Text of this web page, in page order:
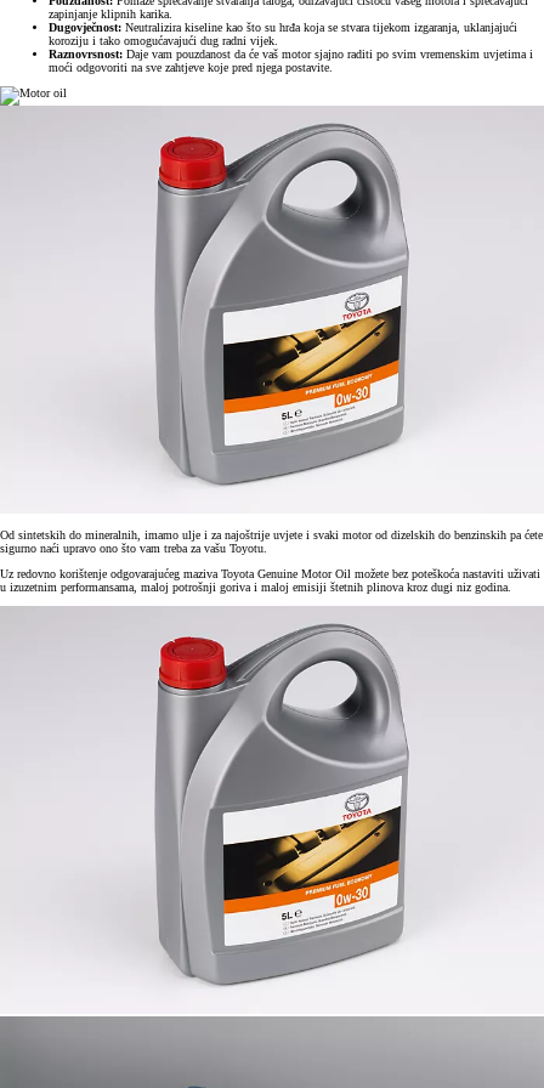
zapinjanje klipnih karika.
Dugovječnost: Neutralizira kiseline kao što su hrđa koja se stvara tijekom izgaranja, uklanjajući
koroziju i tako omogućavajući dug radni vijek.
Raznovrsnost: Daje vam pouzdanost da će vaš motor sjajno raditi po svim vremenskim uvjetima i
moći odgovoriti na sve zahtjeve koje pred njega postavite.
Od sintetskih do mineralnih, imamo ulje i za najoštrije uvjete i svaki motor od dizelskih do benzinskih pa ćete
sigurno naći upravo ono što vam treba za vašu Toyotu.
Uz redovno korištenje odgovarajućeg maziva Toyota Genuine Motor Oil možete bez poteškoća nastaviti uživati
u izuzetnim performansama, maloj potrošnji goriva i maloj emisiji štetnih plinova kroz dugi niz godina.